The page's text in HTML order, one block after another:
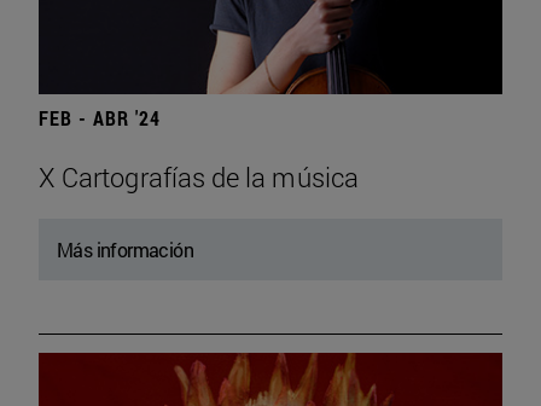
FEB - ABR '24
X Cartografías de la música
Más información